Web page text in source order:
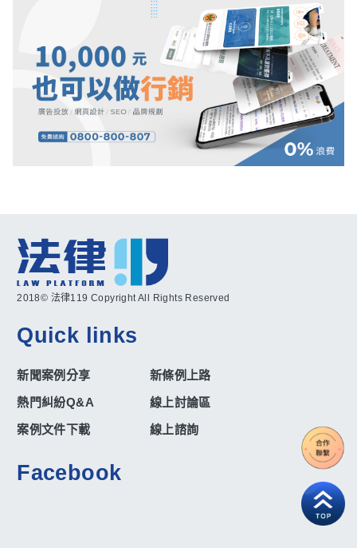
2018© 法律119 Copyright All Rights Reserved
Quick links
新聞案例分享
新條例上路
熱門糾紛Q&A
線上討論區
案例文件下載
線上諮詢
Facebook